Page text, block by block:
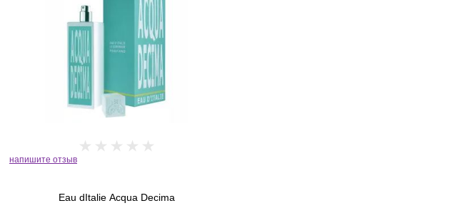
напишите отзыв
Eau dItalie Acqua Decima